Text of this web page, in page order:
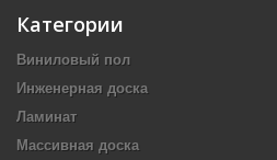
Категории
Виниловый пол
Инженерная доска
Ламинат
Массивная доска